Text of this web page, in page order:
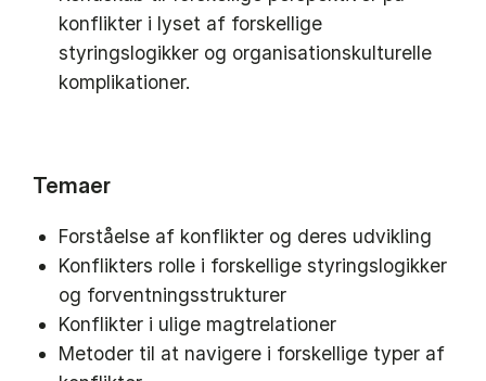
konflikter i lyset af forskellige
styringslogikker og organisationskulturelle
komplikationer.
Temaer
Forståelse af konflikter og deres udvikling
Konflikters rolle i forskellige styringslogikker
og forventningsstrukturer
Konflikter i ulige magtrelationer
Metoder til at navigere i forskellige typer af